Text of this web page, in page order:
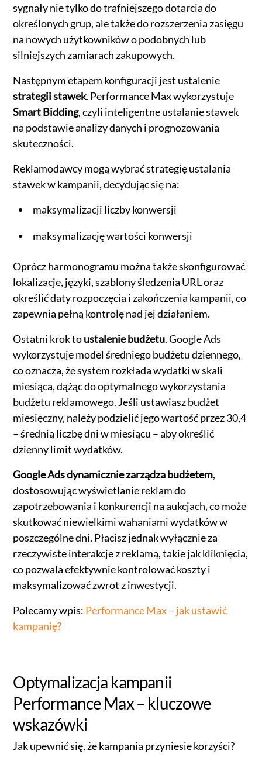
sygnały nie tylko do trafniejszego dotarcia do
określonych grup, ale także do rozszerzenia zasięgu
na nowych użytkowników o podobnych lub
silniejszych zamiarach zakupowych.
Następnym etapem konfiguracji jest ustalenie
strategii stawek. Performance Max wykorzystuje
Smart Bidding, czyli inteligentne ustalanie stawek
na podstawie analizy danych i prognozowania
skuteczności.
Reklamodawcy mogą wybrać strategię ustalania
stawek w kampanii, decydując się na:
maksymalizacji liczby konwersji
maksymalizację wartości konwersji
Oprócz harmonogramu można także skonfigurować
lokalizacje, języki, szablony śledzenia URL oraz
określić daty rozpoczęcia i zakończenia kampanii, co
zapewnia pełną kontrolę nad jej działaniem.
Ostatni krok toustalenie budżetu. Google Ads
wykorzystuje model średniego budżetu dziennego,
co oznacza, że system rozkłada wydatki w skali
miesiąca, dążąc do optymalnego wykorzystania
budżetu reklamowego. Jeśli ustawiasz budżet
miesięczny, należy podzielić jego wartość przez 30,4
– średnią liczbę dni w miesiącu – aby określić
dzienny limit wydatków.
Google Ads dynamicznie zarządza budżetem,
dostosowując wyświetlanie reklam do
zapotrzebowania i konkurencji na aukcjach, co może
skutkować niewielkimi wahaniami wydatków w
poszczególne dni. Płacisz jednak wyłącznie za
rzeczywiste interakcje z reklamą, takie jak kliknięcia,
co pozwala efektywnie kontrolować koszty i
maksymalizować zwrot z inwestycji.
Polecamy wpis: Performance Max – jak ustawić
kampanię?
Optymalizacja kampanii
Performance Max – kluczowe
wskazówki
Jak upewnić się, że kampania przyniesie korzyści?